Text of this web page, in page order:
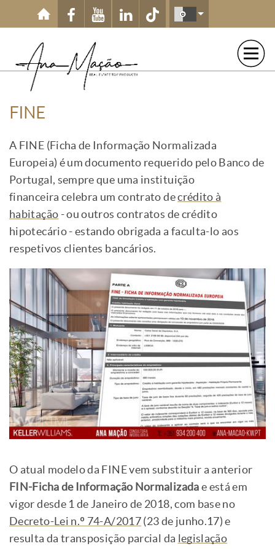
Passar para o conteúdo principal
FINE
A FINE (Ficha de Informação Normalizada
Europeia) é um documento requerido pelo Banco de
Portugal, sempre que uma instituição
financeira celebra um contrato decrédito à
habitação - ou outros contratos de crédito
hipotecário - estando obrigada a faculta-lo aos
respetivos clientes bancários.
O atual modelo da FINE vem substituir a anterior
FIN-Ficha de Informação Normalizada e está em
vigor desde 1 de Janeiro de 2018, com base no
Decreto-Lei n.º 74-A/2017 (23 de junho.17) e
resulta da transposição parcial da legislação